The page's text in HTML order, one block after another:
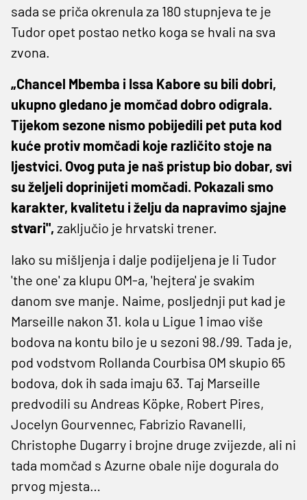
sada se priča okrenula za 180 stupnjeva te je
Tudor opet postao netko koga se hvali na sva
zvona.
„Chancel Mbemba i Issa Kabore su bili dobri,
ukupno gledano je momčad dobro odigrala.
Tijekom sezone nismo pobijedili pet puta kod
kuće protiv momčadi koje različito stoje na
ljestvici. Ovog puta je naš pristup bio dobar, svi
su željeli doprinijeti momčadi. Pokazali smo
karakter, kvalitetu i želju da napravimo sjajne
stvari", zaključio je hrvatski trener.
Iako su mišljenja i dalje podijeljena je li Tudor
'the one' za klupu OM-a, 'hejtera' je svakim
danom sve manje. Naime, posljednji put kad je
Marseille nakon 31. kola u Ligue 1 imao više
bodova na kontu bilo je u sezoni 98./99. Tada je,
pod vodstvom Rollanda Courbisa OM skupio 65
bodova, dok ih sada imaju 63. Taj Marseille
predvodili su Andreas Köpke, Robert Pires,
Jocelyn Gourvennec, Fabrizio Ravanelli,
Christophe Dugarry i brojne druge zvijezde, ali ni
tada momčad s Azurne obale nije dogurala do
prvog mjesta…